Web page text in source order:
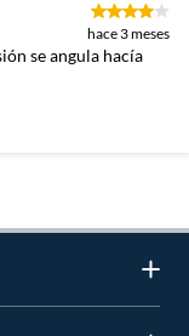
hace 3 meses
se angula hacía